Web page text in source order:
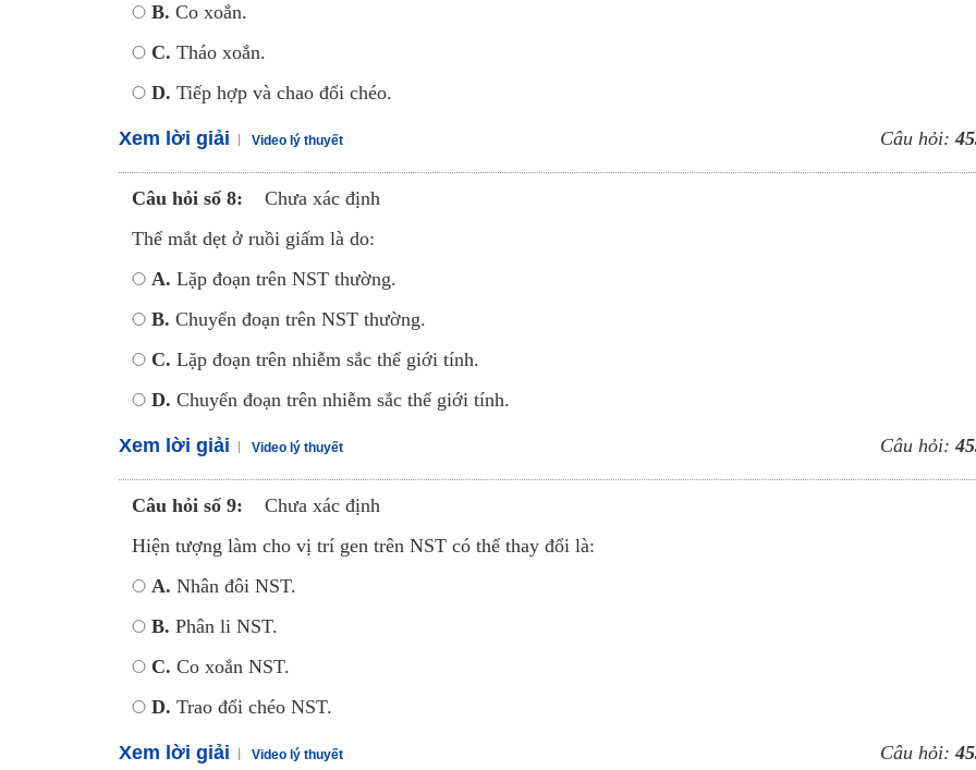
B. Co xoắn.
C. Tháo xoắn.
D. Tiếp hợp và chao đổi chéo.
Xem lời giải Video lý thuyết Câu hỏi:
Câu hỏi số 8:
Chưa xác định
Thể mắt dẹt ở ruồi giấm là do:
A. Lặp đoạn trên NST thường.
B. Chuyển đoạn trên NST thường.
C. Lặp đoạn trên nhiễm sắc thể giới tính.
D. Chuyển đoạn trên nhiễm sắc thể giới tính.
Xem lời giải Video lý thuyết Câu hỏi:
Câu hỏi số 9:
Chưa xác định
Hiện tượng làm cho vị trí gen trên NST có thể thay đổi là:
A. Nhân đôi NST.
B. Phân li NST.
C. Co xoắn NST.
D. Trao đổi chéo NST.
Xem lời giải Video lý thuyết Câu hỏi: